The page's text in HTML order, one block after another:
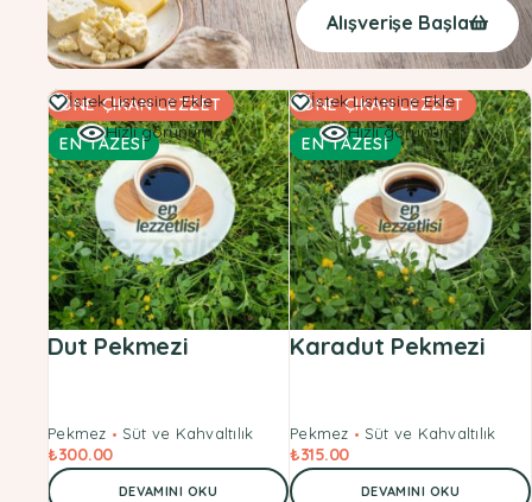
Alışverişe Başla
ÖNE ÇIKAN LEZZET
EN TAZESİ
İstek Listesine Ekle
Hızlı görünüm
Dut Pekmezi
Pekmez Süt ve Kahvaltılık
₺300.00
DEVAMINI OKU
ÖNE ÇIKAN LEZZET
EN TAZESİ
İstek Listesine Ekle
Hızlı görünüm
Karadut Pekmezi
Pekmez Süt ve Kahvaltılık
₺315.00
DEVAMINI OKU